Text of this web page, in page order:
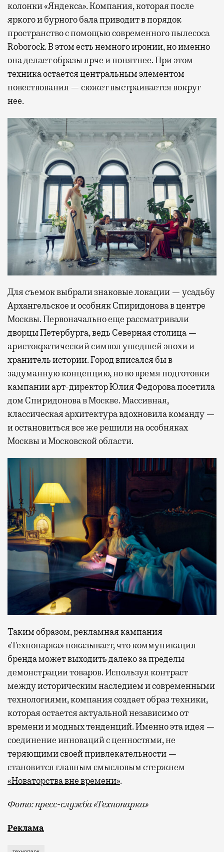
колонки «Яндекса». Компания, которая после
яркого и бурного бала приводит в порядок
пространство с помощью современного пылесоса
Roborock. В этом есть немного иронии, но именно
она делает образы ярче и понятнее. При этом
техника остается центральным элементом
повествования — сюжет выстраивается вокруг
нее.
Для съемок выбрали знаковые локации — усадьбу
Архангельское и особняк Спиридонова в центре
Москвы. Первоначально еще рассматривали
дворцы Петербурга, ведь Северная столица —
аристократический символ ушедшей эпохи и
хранитель истории. Город вписался бы в
задуманную концепцию, но во время подготовки
кампании арт-директор Юлия Федорова посетила
дом Спиридонова в Москве. Массивная,
классическая архитектура вдохновила команду —
и остановиться все же решили на особняках
Москвы и Московской области.
Таким образом, рекламная кампания
«Технопарка» показывает, что коммуникация
бренда может выходить далеко за пределы
демонстрации товаров. Используя контраст
между историческим наследием и современными
технологиями, компания создает образ техники,
которая остается актуальной независимо от
времени и модных тенденций. Именно эта идея —
соединение инноваций с ценностями, не
теряющими своей привлекательности —
становится главным смысловым стержнем
«Новаторства вне времени».
Фото: пресс-служба «Технопарка»
Рекламные кампании техники редко выходят за
Реклама